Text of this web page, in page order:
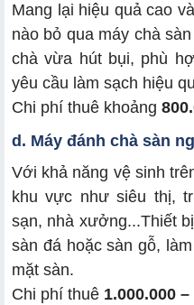
Mang lại hiệu quả cao
nào bỏ qua máy chà
chà vừa hút bụi, phù
yêu cầu làm sạch hiệu
Chi phí thuê khoảng
d. Máy đánh chà sàn
Với khả năng vệ sinh
khu vực như siêu thị,
sạn, nhà xưởng...Thiết
sàn đá hoặc sàn gỗ,
mặt sàn.
Chi phí thuê 1.000.000